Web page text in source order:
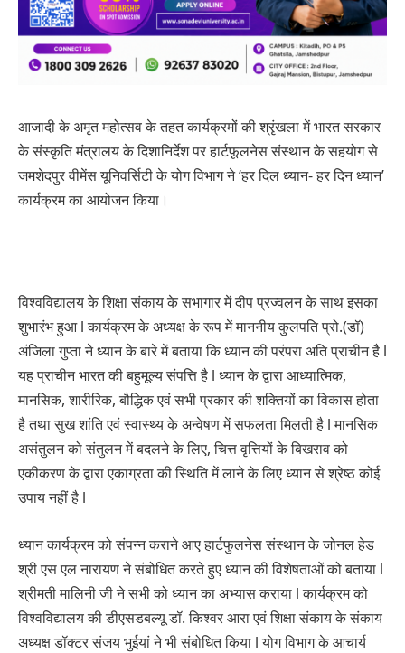
आजादी के अमृत महोत्सव के तहत कार्यक्रमों की श्रृंखला में भारत सरकार
के संस्कृति मंत्रालय के दिशानिर्देश पर हार्टफूलनेस संस्थान के सहयोग से
जमशेदपुर वीमेंस यूनिवर्सिटी के योग विभाग ने ‘हर दिल ध्यान- हर दिन ध्यान’
कार्यक्रम का आयोजन किया।
विश्वविद्यालय के शिक्षा संकाय के सभागार में दीप प्रज्वलन के साथ इसका
शुभारंभ हुआ l कार्यक्रम के अध्यक्ष के रूप में माननीय कुलपति प्रो.(डॉ)
अंजिला गुप्ता ने ध्यान के बारे में बताया कि ध्यान की परंपरा अति प्राचीन है l
यह प्राचीन भारत की बहुमूल्य संपत्ति है l ध्यान के द्वारा आध्यात्मिक,
मानसिक, शारीरिक, बौद्धिक एवं सभी प्रकार की शक्तियों का विकास होता
है तथा सुख शांति एवं स्वास्थ्य के अन्वेषण में सफलता मिलती है l मानसिक
असंतुलन को संतुलन में बदलने के लिए, चित्त वृत्तियों के बिखराव को
एकीकरण के द्वारा एकाग्रता की स्थिति में लाने के लिए ध्यान से श्रेष्ठ कोई
उपाय नहीं है l
ध्यान कार्यक्रम को संपन्न कराने आए हार्टफुलनेस संस्थान के जोनल हेड
श्री एस एल नारायण ने संबोधित करते हुए ध्यान की विशेषताओं को बताया l
श्रीमती मालिनी जी ने सभी को ध्यान का अभ्यास कराया l कार्यक्रम को
विश्वविद्यालय की डीएसडबल्यू डॉ. किश्वर आरा एवं शिक्षा संकाय के संकाय
अध्यक्ष डॉक्टर संजय भुईयां ने भी संबोधित किया l योग विभाग के आचार्य